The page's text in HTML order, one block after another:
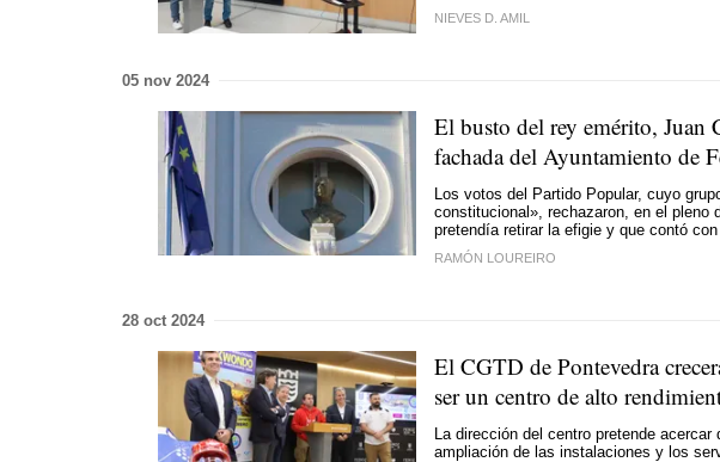
NIEVES D. AMIL
05 nov 2024
El busto del rey emérito, Juan
fachada del Ayuntamiento de
Los votos del Partido Popular, cuyo
constitucional», rechazaron, en el pleno
pretendía retirar la efigie y que contó
RAMÓN LOUREIRO
28 oct 2024
El CGTD de Pontevedra
ser un centro de alto
La dirección del centro pretende
ampliación de las instalaciones y los